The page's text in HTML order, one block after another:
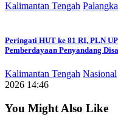
Kalimantan Tengah
Peringati HUT ke 81 RI, PLN
Pemberdayaan Penyandang
Kalimantan Tengah Nasional
2026 14:46
You Might Also Like